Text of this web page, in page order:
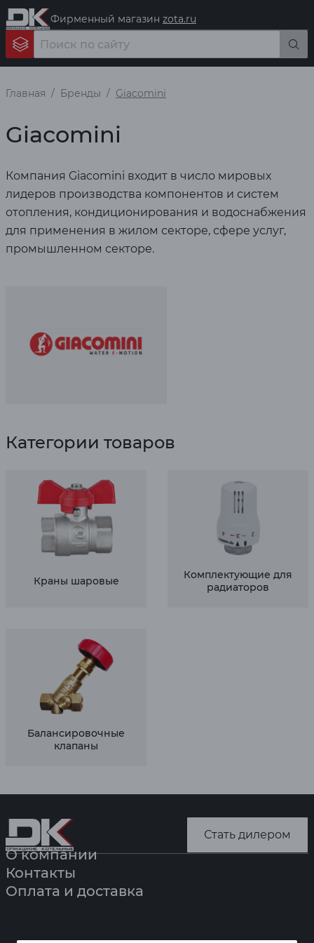
Фирменный магазин zota.ru
Главная Бренды Giacomini
Giacomini
Компания Giacomini входит в число мировых
лидеров производства компонентов и систем
отопления, кондиционирования и водоснабжения
для применения в жилом секторе, сфере услуг,
промышленном секторе.
Категории товаров
Краны шаровые
Комплектующие для
радиаторов
Балансировочные
клапаны
Стать дилером
О компании
Контакты
Оплата и доставка